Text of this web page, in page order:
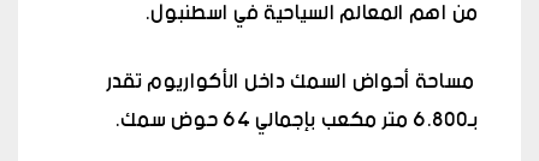
من اهم المعالم السياحية في اسطنبول.
مساحة أحواض السمك داخل الأكواريوم تقدر
بـ6.800 متر مكعب بإجمالي 64 حوض سمك.